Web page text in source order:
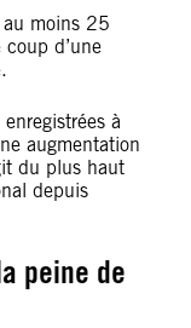
au moins 25
d’une
à
augmentation
du plus haut
depuis
peine de